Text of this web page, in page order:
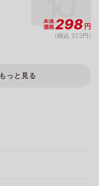
本体
価格298円
(税込 322円)
っと見る